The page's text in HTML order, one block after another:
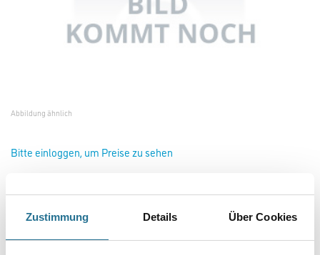
Zustimmung Details Über Cookies
Abbildung ähnlich
Bitte einloggen, um Preise zu sehen